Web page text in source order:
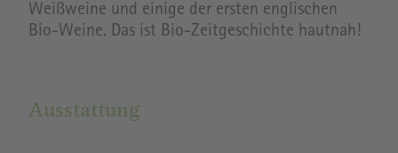
Weißweine und einige der ersten englischen
Bio-Weine. Das ist Bio-Zeitgeschichte hautnah!
Ausstattung